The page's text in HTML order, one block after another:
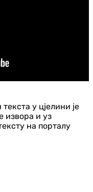
у цјелини је
извора и уз
на порталу